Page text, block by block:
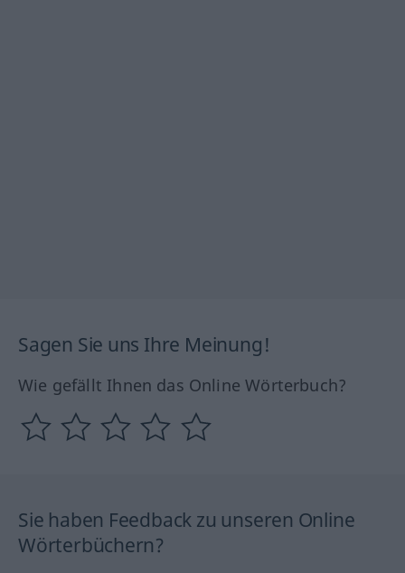
Sagen Sie uns Ihre Meinung!
Wie gefällt Ihnen das Online Wörterbuch?
Sie haben Feedback zu unseren Online
Wörterbüchern?